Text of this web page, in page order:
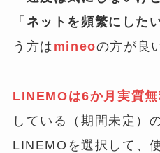
「 ネットを頻繁にした
う方は mineoの方が良
LINEMOは6か月実質
している（期間未定）
LINEMOを選択して、